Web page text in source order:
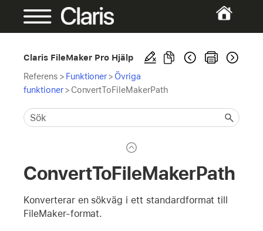
Claris FileMaker Pro Hjälp
Referens > Funktioner> Övriga
funktioner> ConvertToFileMakerPath
ConvertToFileMakerPath
Konverterar en sökväg i ett standardformat till
FileMaker-format.